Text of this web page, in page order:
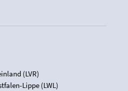
(LVR)
Lippe (LWL)